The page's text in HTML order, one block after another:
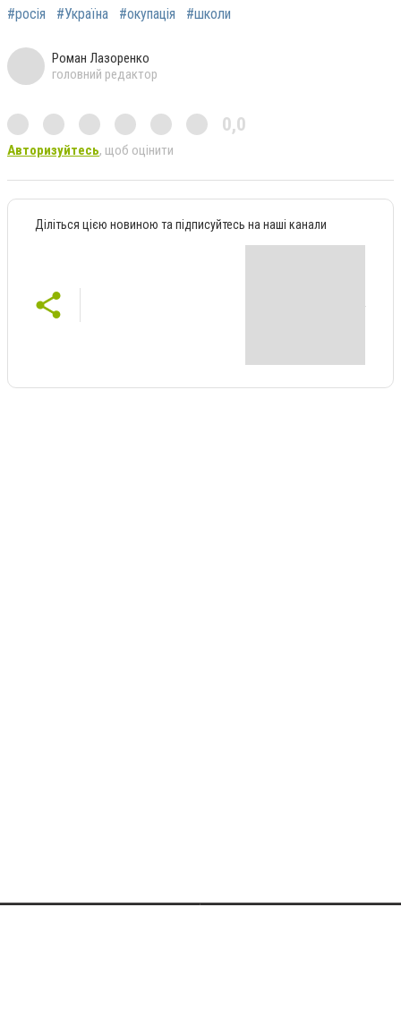
#росія #Україна #окупація #школи
Роман Лазоренко
головний редактор
0,0
Авторизуйтесь, щоб оцінити
Діліться цією новиною та підписуйтесь на наші канали